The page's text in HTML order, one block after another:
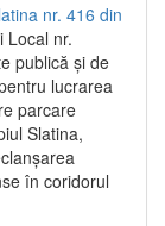
nr. 416 din
Local nr.
publică și de
lucrarea
parcare
Slatina,
în coridorul